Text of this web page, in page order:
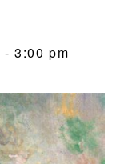
-3:00 pm